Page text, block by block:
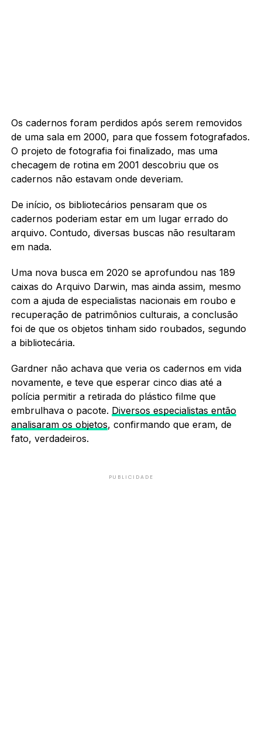
Os cadernos foram perdidos após serem removidos
de uma sala em 2000, para que fossem fotografados.
O projeto de fotografia foi finalizado, mas uma
checagem de rotina em 2001 descobriu que os
cadernos não estavam onde deveriam.
De início, os bibliotecários pensaram que os
cadernos poderiam estar em um lugar errado do
arquivo. Contudo, diversas buscas não resultaram
em nada.
Uma nova busca em 2020 se aprofundou nas 189
caixas do Arquivo Darwin, mas ainda assim, mesmo
com a ajuda de especialistas nacionais em roubo e
recuperação de patrimônios culturais, a conclusão
foi de que os objetos tinham sido roubados, segundo
a bibliotecária.
Gardner não achava que veria os cadernos em vida
novamente, e teve que esperar cinco dias até a
polícia permitir a retirada do plástico filme que
embrulhava o pacote. Diversos especialistas então
analisaram os objetos, confirmando que eram, de
fato, verdadeiros.
PUBLICIDADE